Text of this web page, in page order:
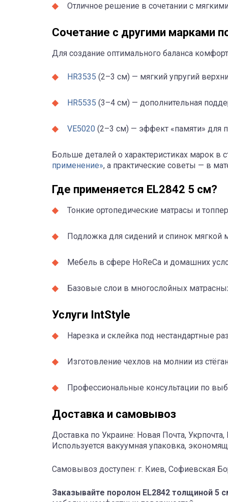
Отличное решение в сочетании с
Сочетание с другими марками
Для создание оптимального баланса
HR3535 (2–3 см) — мягкий упругий
HR5535 (3–4 см) — дополнительная
VE5020 (2–3 см) — эффект «памяти» для
Больше деталей о характеристиках марок в
применение», а практические советы — в
Где применяется EL2842 5 см?
Тонкие ортопедические матрасы и
Подложка для сидений и спинок мягкой
Мебель в сфере HoReCa и домашних
Базовые слои в многослойных
Услуги IntStyle
Нарезка и склейка под нестандартные
Изготовление чехлов на молнии из
Профессиональные консультации по
Доставка и самовывоз
Доставка по Украине: Новая Почта,
Используется вакуумная упаковка,
Самовывоз доступен: г. Киев, Софиевская
Заказывайте поролон EL2842 толщиной 5